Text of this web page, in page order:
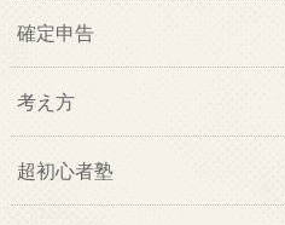
確定申告
考え方
超初心者塾